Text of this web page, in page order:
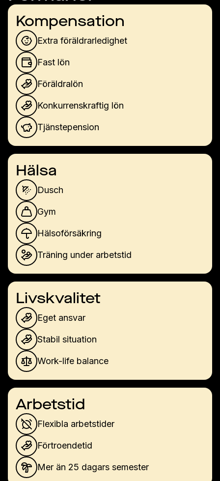
Kompensation
Extra föräldrarledighet
Fast lön
Föräldralön
Konkurrenskraftig lön
Tjänstepension
Hälsa
Dusch
Gym
Hälsoförsäkring
Träning under arbetstid
Livskvalitet
Eget ansvar
Stabil situation
Work-life balance
Arbetstid
Flexibla arbetstider
Förtroendetid
Mer än 25 dagars semester